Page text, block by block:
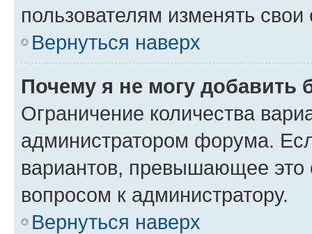
пользователям изменять свои
Вернуться наверх
Почему я не могу добавить
Ограничение количества
администратором форума.
вариантов, превышающее это
вопросом к администратору.
Вернуться наверх